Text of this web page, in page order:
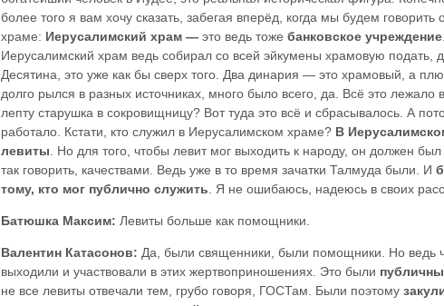
более того я вам хочу сказать, забегая вперёд, когда мы будем
храме: Иерусалимский храм —это ведь тожебанковское учреждение
Иерусалимский храм ведь собирал со всей эйкумены храмовую подать,
Десятина, это уже как бы сверх того. Два динария — это храмовый, а
долго рылся в разных источниках, много было всего, да. Всё это
лепту старушка в сокровищницу? Вот туда это всё и сбрасывалось. А
работало. Кстати, кто служил в Иерусалимском храме? В
левиты . Но для того, чтобы левит мог выходить к народу, он должен
так говорить, качествами. Ведь уже в то время зачатки Талмуда были. И
тому, кто мог публично служить . Я не ошибаюсь, надеюсь в своих
Батюшка Максим: Левиты больше как помощники.
Валентин Катасонов: Да, были священники, были помощники. Но ведь
выходили и участвовали в этих жертвоприношениях. Это были
не все левиты отвечали тем, грубо говоря, ГОСТам. Были поэтому